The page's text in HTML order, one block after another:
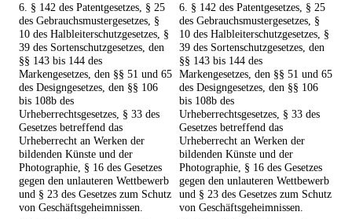
6. § 142 des Patentgesetzes, § 25
des Gebrauchsmustergesetzes, §
10 des Halbleiterschutzgesetzes, §
39 des Sortenschutzgesetzes, den
§§ 143 bis 144 des
Markengesetzes, den §§ 51 und 65
des Designgesetzes, den §§ 106
bis 108b des
Urheberrechtsgesetzes, § 33 des
Gesetzes betreffend das
Urheberrecht an Werken der
bildenden Künste und der
Photographie, § 16 des Gesetzes
gegen den unlauteren Wettbewerb
und § 23 des Gesetzes zum Schutz
von Geschäftsgeheimnissen.
6. § 142 des Patentgesetzes, § 25
des Gebrauchsmustergesetzes, §
10 des Halbleiterschutzgesetzes, §
39 des Sortenschutzgesetzes, den
§§ 143 bis 144 des
Markengesetzes, den §§ 51 und 65
des Designgesetzes, den §§ 106
bis 108b des
Urheberrechtsgesetzes, § 33 des
Gesetzes betreffend das
Urheberrecht an Werken der
bildenden Künste und der
Photographie, § 16 des Gesetzes
gegen den unlauteren Wettbewerb
und § 23 des Gesetzes zum Schutz
von Geschäftsgeheimnissen.